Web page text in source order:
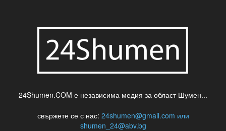
24Shumen.COM е независима медия за област Шумен...
свържете се с нас: 24shumen@gmail.com или
shumen_24@abv.bg